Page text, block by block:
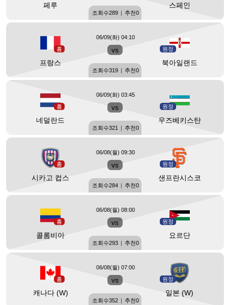
페루 스페인
조회수289 | 추천0
홈
프랑스
vs 원정
북아일랜드
06/09(화) 04:10
조회수319 | 추천0
홈
네덜란드
vs 원정
우즈베키스탄
06/09(화) 03:45
조회수321 | 추천0
홈
시카고 컵스
vs 원정
샌프란시스코
06/08(월) 09:30
조회수284 | 추천0
홈
콜롬비아
vs 원정
요르단
06/08(월) 08:00
조회수293 | 추천0
홈
캐나다 (W)
vs 원정
일본 (W)
06/08(월) 07:00
조회수352 | 추천0